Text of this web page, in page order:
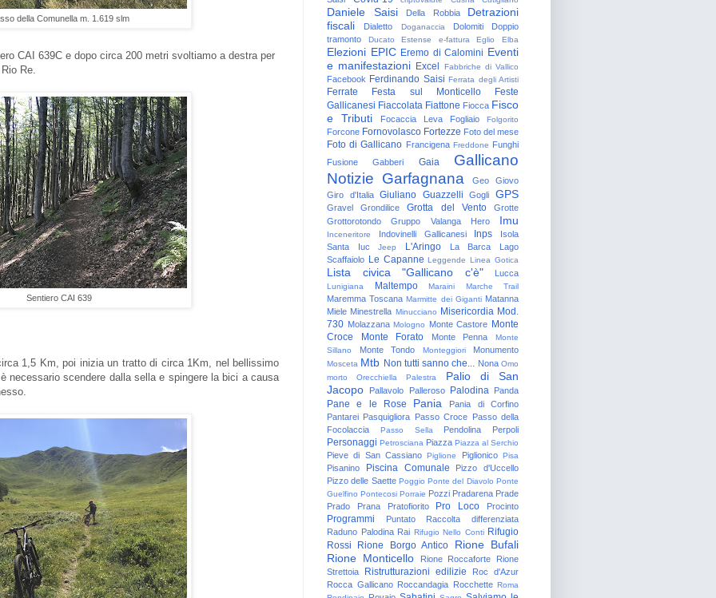
della Comunella m. 1.619 slm
CAI 639C e dopo circa 200 metri svoltiamo a destra per
Re.
Sentiero CAI 639
1,5 Km, poi inizia un tratto di circa 1Km, nel bellissimo
necessario scendere dalla sella e spingere la bici a causa
Daniele Saisi Della Robbia
Detrazioni
fiscali
Dialetto Doganaccia Dolomiti
Doppio
tramonto
Ducato Estense e-fattura Eglio Elba
Elezioni EPIC Eremo di Calomini Eventi
e manifestazioni Excel Fabbriche di Vallico
Facebook Ferdinando Saisi Ferrata degli Artisti
Ferrate Festa sul Monticello
Feste
Gallicanesi Fiaccolata Fiattone Fiocca Fisco
e Tributi
Focaccia Leva Fogliaio Folgorito
Forcone Fornovolasco Fortezze Foto del mese
Foto di Gallicano Francigena Freddone Funghi
Fusione
Gabberi Gaia
Gallicano
Notizie Garfagnana Geo
Giovo
Giro d'Italia
Giuliano Guazzelli Gogli GPS
Gravel Grondilice Grotta del Vento
Grotte
Grottorotondo
Gruppo Valanga Hero Imu
Inceneritore Indovinelli Gallicanesi Inps
Isola
Santa
Iuc Jeep L'Aringo La Barca
Lago
Scaffaiolo Le Capanne Leggende Linea Gotica
Lista civica "Gallicano c'è" Lucca
Lunigiana Maltempo Maraini Marche Trail
Maremma Toscana Marmitte dei Giganti Matanna
Miele Minestrella Minucciano Misericordia Mod.
730 Molazzana Mologno Monte Castore Monte
Croce
Monte Forato Monte Penna
Monte
Sillano
Monte Tondo Monteggiori Monumento
Mosceta Mtb Non tutti sanno che... Nona Omo
morto
Orecchiella Palestra
Palio di San
Jacopo
Pallavolo Palleroso Palodina Panda
Pane e le Rose Pania
Pania di Corfino
Pantarei Pasquigliora Passo Croce Passo della
Focolaccia
Passo Sella Pendolina Perpoli
Personaggi Petrosciana Piazza Piazza al Serchio
Pieve di San Cassiano Piglione Piglionico Pisa
Pisanino Piscina Comunale
Pizzo d'Uccello
Pizzo delle Saette Poggio Ponte del Diavolo Ponte
Guelfino Pontecosi Porraie Pozzi Pradarena Prade
Prado
Prana Pratofiorito Pro Loco Procinto
Programmi Puntato
Raccolta differenziata
Raduno Palodina Rai Rifugio Nello Conti Rifugio
Rossi
Rione Borgo Antico
Rione Bufali
Rione Monticello
Rione Roccaforte
Rione
Strettoia
Ristrutturazioni edilizie
Roc d'Azur
Rocca Gallicano Roccandagia Rocchette Roma